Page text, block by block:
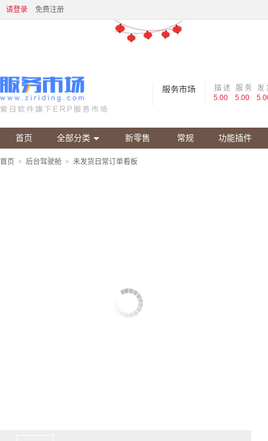
请登录 免费注册
服务市场
描 述
5.00
服 务
5.00
发
首页 全部分类 新零售 常规 功能插件
首页 > 后台驾驶舱 > 未发货日常订单看板